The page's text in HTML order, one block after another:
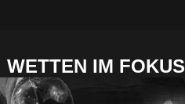
WETTEN IM FOKUS